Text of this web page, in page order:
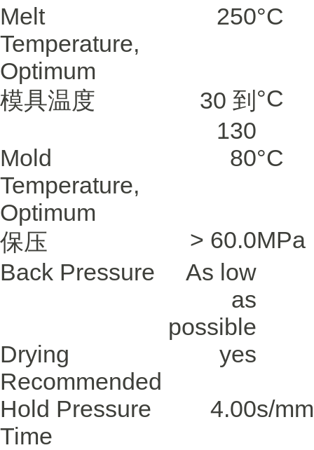
Melt
Temperature,
Optimum
250°C
模具温度
30 到
130
°C
Mold
Temperature,
Optimum
80°C
保压 > 60.0MPa
Back Pressure
As low
as
possible
Drying
Recommended
yes
Hold Pressure
Time
4.00s/mm